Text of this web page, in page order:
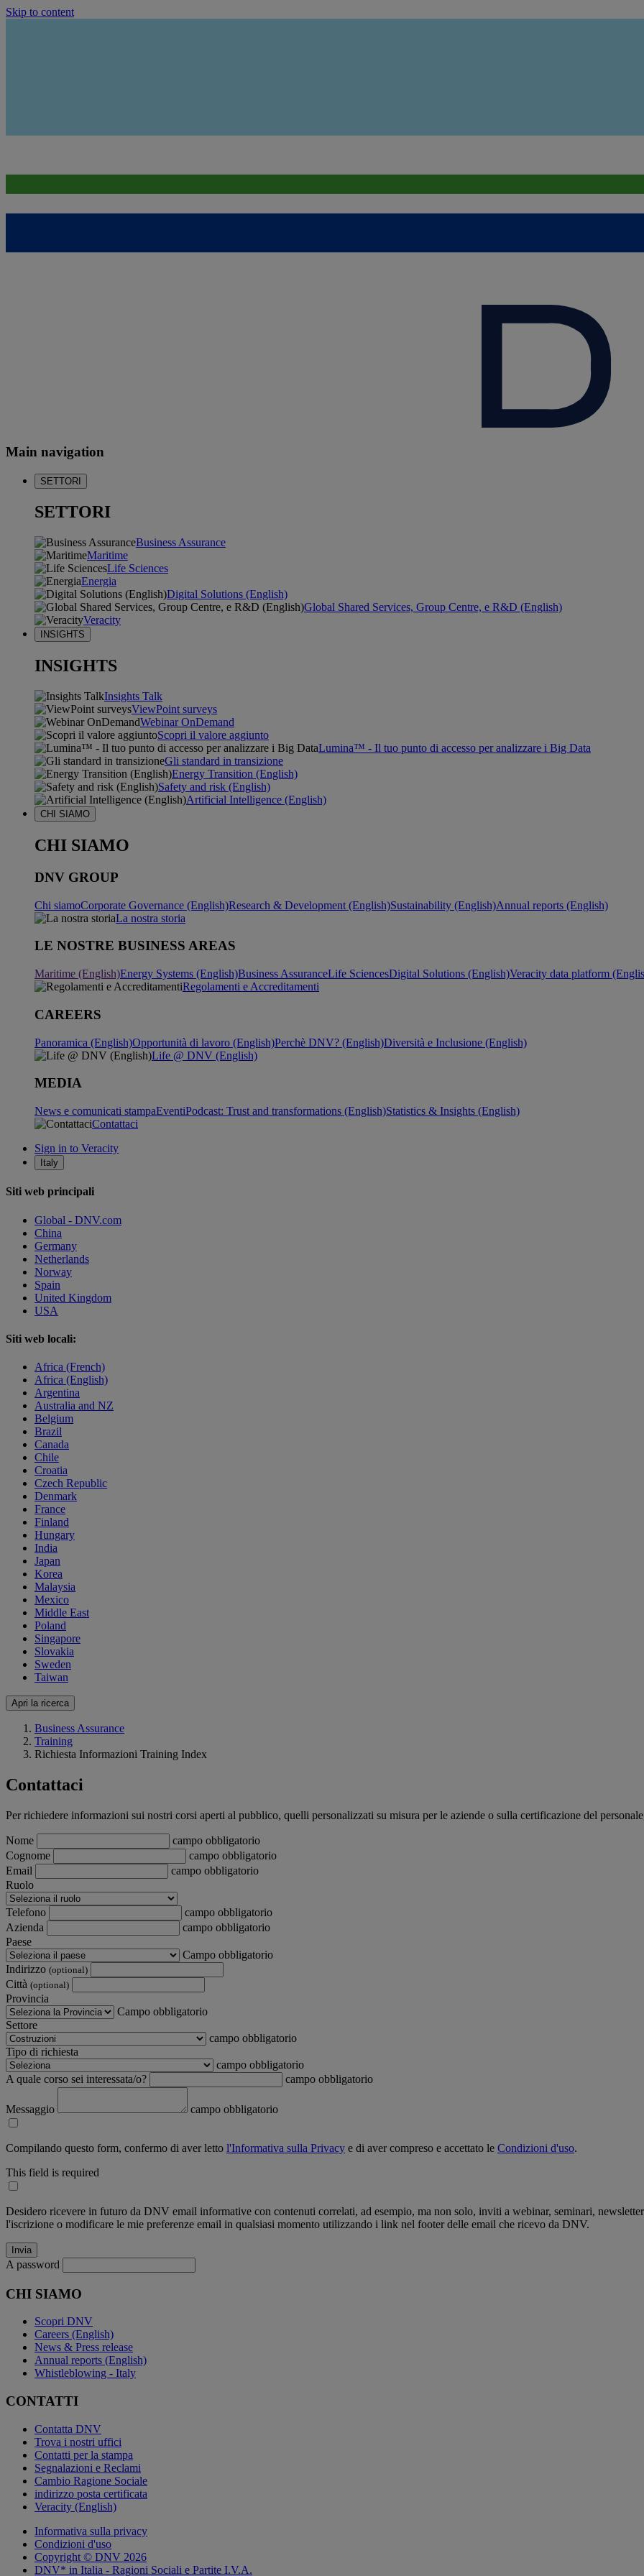
Skip to content
Main navigation
SETTORI
SETTORI
Business Assurance
Maritime
Life Sciences
Energia
Digital Solutions (English)
Global Shared Services, Group Centre, e R&D (English)
Veracity
INSIGHTS
INSIGHTS
Insights Talk
ViewPoint surveys
Webinar OnDemand
Scopri il valore aggiunto
Lumina™ - Il tuo punto di accesso per analizzare i Big Data
Gli standard in transizione
Energy Transition (English)
Safety and risk (English)
Artificial Intelligence (English)
CHI SIAMO
CHI SIAMO
DNV GROUP
Chi siamoCorporate Governance (English)Research & Development (English)Sustainability (English)Annual reports (English)
La nostra storia
LE NOSTRE BUSINESS AREAS
Maritime (English)Energy Systems (English)Business AssuranceLife SciencesDigital Solutions (English)Veracity data platform
Regolamenti e Accreditamenti
CAREERS
Panoramica (English)Opportunità di lavoro (English)Perchè DNV? (English)Diversità e Inclusione (English)
Life @ DNV (English)
MEDIA
News e comunicati stampaEventiPodcast: Trust and transformations (English)Statistics & Insights (English)
Contattaci
Sign in to Veracity
Italy
Siti web principali
Global - DNV.com
China
Germany
Netherlands
Norway
Spain
United Kingdom
USA
Siti web locali:
Africa (French)
Africa (English)
Argentina
Australia and NZ
Belgium
Brazil
Canada
Chile
Croatia
Czech Republic
Denmark
France
Finland
Hungary
India
Japan
Korea
Malaysia
Mexico
Middle East
Poland
Singapore
Slovakia
Sweden
Taiwan
Apri la ricerca
Business Assurance
Training
Richiesta Informazioni Training Index
Contattaci
Per richiedere informazioni sui nostri corsi aperti al pubblico, quelli personalizzati su misura per le aziende o sulla certificazione del
Nome
campo obbligatorio
Cognome
campo obbligatorio
Email
campo obbligatorio
Ruolo
Telefono
campo obbligatorio
Azienda
campo obbligatorio
Paese
Campo obbligatorio
Indirizzo (optional)
Città (optional)
Provincia
Campo obbligatorio
Settore
campo obbligatorio
Tipo di richiesta
campo obbligatorio
A quale corso sei interessata/o?
campo obbligatorio
Messaggio campo obbligatorio
Compilando questo form, confermo di aver letto l'Informativa sulla Privacy e di aver compreso e accettato le Condizioni d'uso.
This field is required
Desidero ricevere in futuro da DNV email informative con contenuti correlati, ad esempio, ma non solo, inviti a webinar, seminari,
l'iscrizione o modificare le mie preferenze email in qualsiasi momento utilizzando i link nel footer delle email che ricevo da DNV.
A password
CHI SIAMO
Scopri DNV
Careers (English)
News & Press release
Annual reports (English)
Whistleblowing - Italy
CONTATTI
Contatta DNV
Trova i nostri uffici
Contatti per la stampa
Segnalazioni e Reclami
Cambio Ragione Sociale
indirizzo posta certificata
Veracity (English)
Informativa sulla privacy
Condizioni d'uso
Copyright © DNV 2026
DNV* in Italia - Ragioni Sociali e Partite I.V.A.